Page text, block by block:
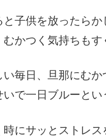
子供を放ったら
かつく気持ちもす
毎日、旦那にむ
で一日ブルーとい
にサッとストレ